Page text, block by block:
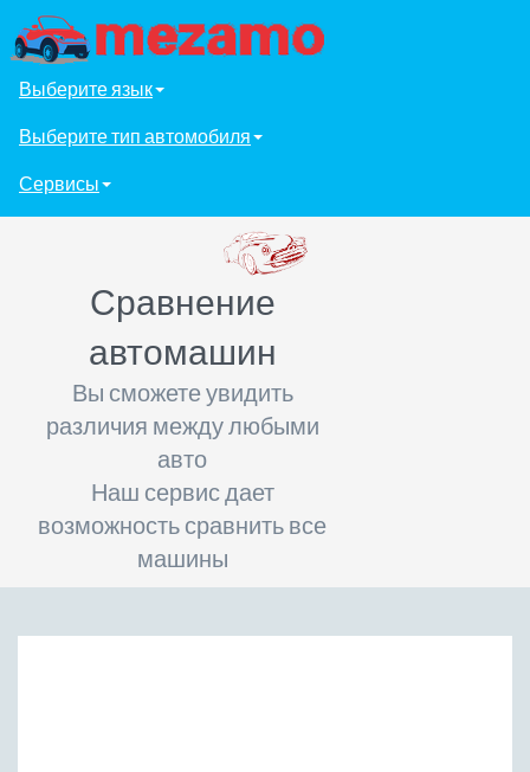
Выберите язык
Выберите тип автомобиля
Сервисы
Сравнение
автомашин
Вы сможете увидить
различия между любыми
авто
Наш сервис дает
возможность сравнить все
машины